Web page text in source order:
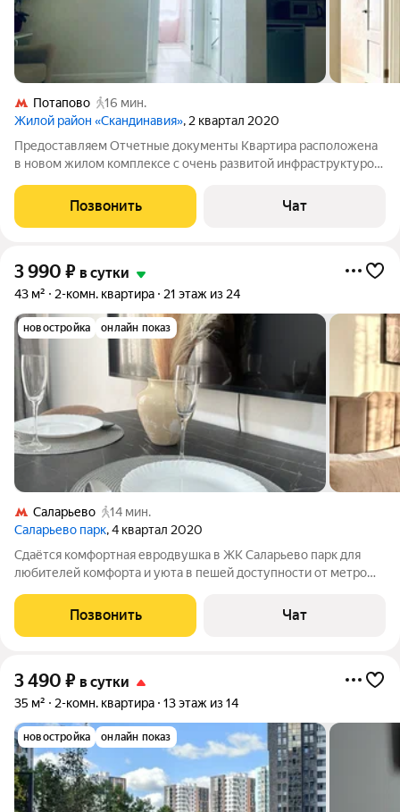
Потапово
16 мин.
Жилой район «Скандинавия», 2 квартал 2020
Предоставляем Отчетные документы Квартира расположена
в новом жилом комплексе с очень развитой инфраструктурой,
станция метро Коммунарка метро Потапово.
Реабилитационный центр Ступени. Фуд Сити ТЦ
Позвонить Чат
3 990 ₽ в сутки
43 м² 2-комн. квартира 21 этаж из 24
новостройка онлайн показ
Саларьево
14 мин.
Саларьево парк, 4 квартал 2020
Сдаётся комфортная евродвушка в ЖК Саларьево парк для
любителей комфорта и уюта в пешей доступности от метро
Ранний заезд и поздний выезд возможны, если не
пересекаются с потребностями
Позвонить Чат
3 490 ₽ в сутки
35 м² 2-комн. квартира 13 этаж из 14
новостройка онлайн показ